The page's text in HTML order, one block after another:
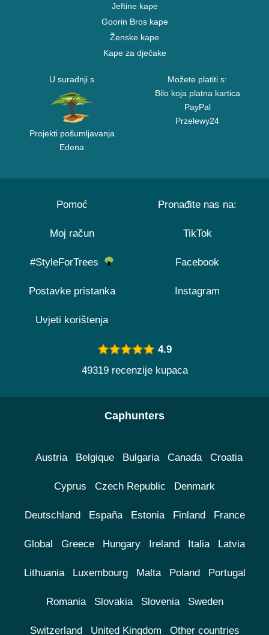
Jeftine kape
Goorin Bros kape
Ženske kape
Kape za dječake
U suradnji s
Projekti pošumljavanja
Edena
Možete platiti s:
Bilo koja platna kartica
PayPal
Przelewy24
Pomoć
Moj račun
#StyleForTrees
Postavke pristanka
Uvjeti korištenja
Pronađite nas na:
TikTok
Facebook
Instagram
4.9
49319 recenzije kupaca
Caphunters
Austria Belgique Bulgaria Canada Croatia
Cyprus Czech Republic Denmark
Deutschland España Estonia Finland France
Global Greece Hungary Ireland Italia Latvia
Lithuania Luxembourg Malta Poland Portugal
Romania Slovakia Slovenia Sweden
Switzerland United Kingdom Other countries